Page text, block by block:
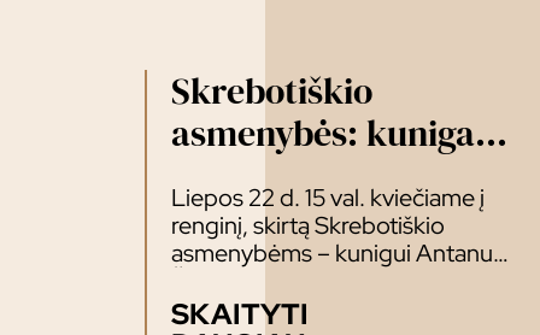
Skrebotiškio
asmenybės: kunigas
A. Žakevičius ir
dailininkas A.
Jaroševičius
Liepos 22 d. 15 val. kviečiame į
renginį, skirtą Skrebotiškio
asmenybėms – kunigui Antanui
dailininkui Antanui Jaroševičiui
SKAITYTI